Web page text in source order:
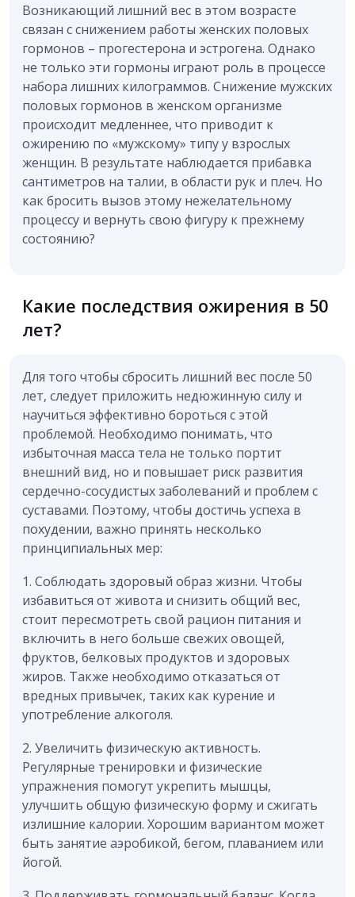
Возникающий лишний вес в этом возрасте
связан с снижением работы женских половых
гормонов – прогестерона и эстрогена. Однако
не только эти гормоны играют роль в процессе
набора лишних килограммов. Снижение мужских
половых гормонов в женском организме
происходит медленнее, что приводит к
ожирению по «мужскому» типу у взрослых
женщин. В результате наблюдается прибавка
сантиметров на талии, в области рук и плеч. Но
как бросить вызов этому нежелательному
процессу и вернуть свою фигуру к прежнему
состоянию?
Какие последствия ожирения в 50
лет?
Для того чтобы сбросить лишний вес после 50
лет, следует приложить недюжинную силу и
научиться эффективно бороться с этой
проблемой. Необходимо понимать, что
избыточная масса тела не только портит
внешний вид, но и повышает риск развития
сердечно-сосудистых заболеваний и проблем с
суставами. Поэтому, чтобы достичь успеха в
похудении, важно принять несколько
принципиальных мер:
1. Соблюдать здоровый образ жизни. Чтобы
избавиться от живота и снизить общий вес,
стоит пересмотреть свой рацион питания и
включить в него больше свежих овощей,
фруктов, белковых продуктов и здоровых
жиров. Также необходимо отказаться от
вредных привычек, таких как курение и
употребление алкоголя.
2. Увеличить физическую активность.
Регулярные тренировки и физические
упражнения помогут укрепить мышцы,
улучшить общую физическую форму и сжигать
излишние калории. Хорошим вариантом может
быть занятие аэробикой, бегом, плаванием или
йогой.